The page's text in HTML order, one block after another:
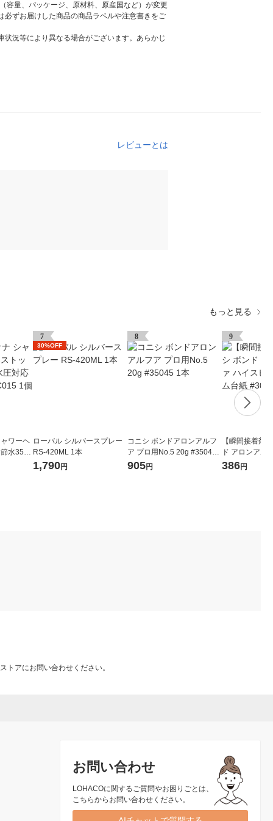
容量、パッケージ、原材料、原産国など）が変更
ずお届けした商品の商品ラベルや注意書きをご
況等により異なる場合がございます。あらかじ
レビューとは
もっと見る
ワーヘ
水35%
GA-FC
7
30%OFF
ローバル シルバースプレー
RS-420ML 1本
1,790円
8
コニシ ボンドアロンアルフ
ア プロ用No.5 20g #35045
1本
905円
9
【瞬間接着剤
ド アロンアル
ードEXスリム
386円
トアにお問い合わせください。
お問い合わせ
LOHACOに関するご質問やお困りごとは、
こちらからお問い合わせください。